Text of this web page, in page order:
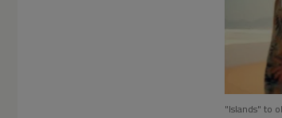
"Islands" to